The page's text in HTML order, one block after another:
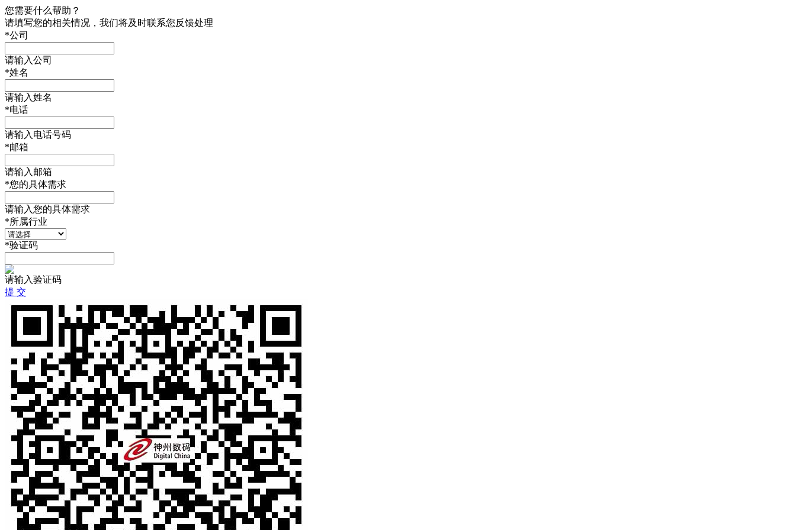
您需要什么帮助？
请填写您的相关情况，我们将及时联系您反馈处理
*公司
请输入公司
*姓名
请输入姓名
*电话
请输入电话号码
*邮箱
请输入邮箱
*您的具体需求
请输入您的具体需求
*所属行业
*验证码
请输入验证码
提 交